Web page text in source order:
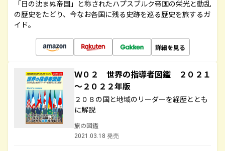
「日の沈まぬ帝国」と称されたハプスブルク帝国の栄光と動乱
の歴史をたどり、今なお各国に残る史跡を巡る歴史を旅するガ
イド。
詳細を見る
Ｗ０２ 世界の指導者図鑑 ２０２１
～２０２２年版
２０８の国と地域のリーダーを経歴ととも
に解説
旅の図鑑
2021.03.18 発売